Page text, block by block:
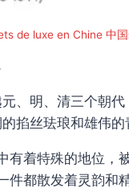
de luxe en Chine 中
、明、清三个朝
掐丝珐琅和雄伟
有着特殊的地位，
都散发着灵韵和精